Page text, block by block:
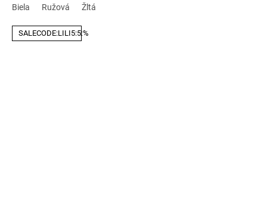
Biela Ružová Žltá
SALECODE:LILI5:5:%